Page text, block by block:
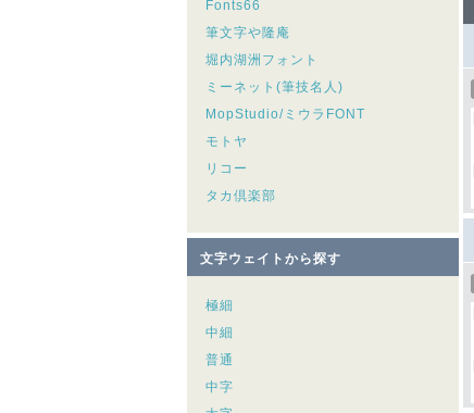
Fonts66
筆文字や隆庵
堀内湖洲フォント
ミーネット(筆技名人)
MopStudio/ミウラFONT
モトヤ
リコー
タカ倶楽部
文字ウェイトから探す
極細
中細
普通
中字